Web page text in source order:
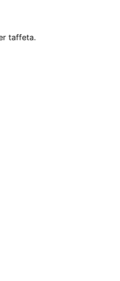
taffeta.